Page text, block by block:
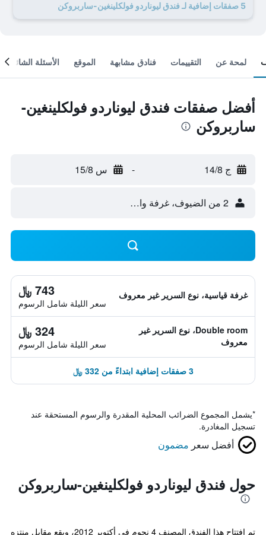
5 صفقات إضافية لـ فندق ليوناردو فولكلينغين-ساربروكن
لمحة عن التقييمات فنادق مشابهة الموقع الأسئلة الشائعة
أفضل صفقات فندق ليوناردو فولكلينغين-
ساربروكن
ج 14/8 - س 15/8
2 من الضيوف، غرفة واحدة
غرفة قياسية، نوع السرير غير معروف 743 ﷼
سعر الليلة شامل الرسوم
Double room، نوع السرير غير
معروف
324 ﷼
سعر الليلة شامل الرسوم
3 صفقات إضافية ابتداءً من 332 ﷼
*يشمل المجموع الضرائب المحلية المقدرة والرسوم المستحقة عند
تسجيل المغادرة.
أفضل سعر مضمون
حول فندق ليوناردو فولكلينغين-ساربروكن
تم افتتاح هذا الفندق المصنف 4 نجوم في أكتوبر 2012، ويقع مقابل منتزه